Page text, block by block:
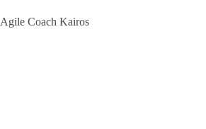
Agile Coach Kairos